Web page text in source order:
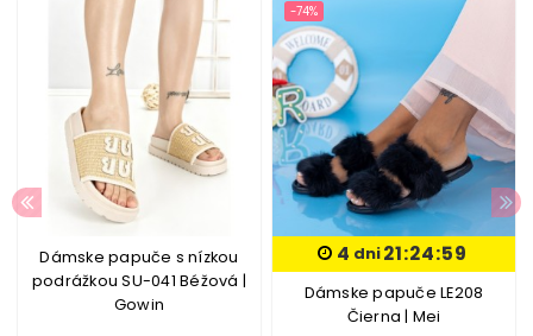
Dámske papuče s nízkou
podrážkou SU-041 Béžová |
Gowin
-74%
4 dni21:24:59
Dámske papuče LE208
Čierna | Mei